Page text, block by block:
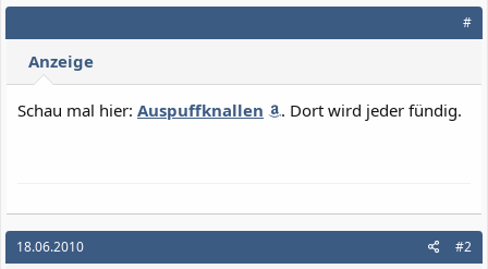
#
Anzeige
Schau mal hier: Auspuffknallen . Dort wird jeder fündig.
18.06.2010 #2